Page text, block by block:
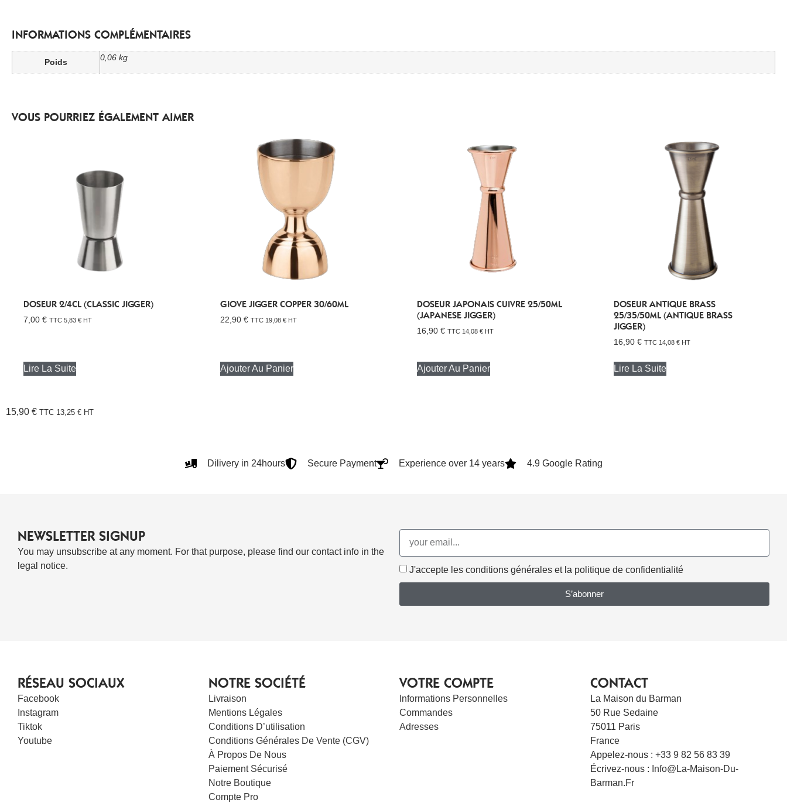
INFORMATIONS COMPLÉMENTAIRES
Poids 0,06 kg
VOUS POURRIEZ ÉGALEMENT AIMER
DOSEUR 2/4CL (CLASSIC JIGGER)
7,00 € TTC 5,83 € HT
Lire La Suite
GIOVE JIGGER COPPER 30/60ML
22,90 € TTC 19,08 € HT
Ajouter Au Panier
DOSEUR JAPONAIS CUIVRE 25/50ML
(JAPANESE JIGGER)
16,90 € TTC 14,08 € HT
Ajouter Au Panier
DOSEUR ANTIQUE BRASS
25/35/50ML (ANTIQUE BRASS
JIGGER)
16,90 € TTC 14,08 € HT
Lire La Suite
15,90 € TTC 13,25 € HT
Dilivery in 24hours Secure Payment Experience over 14 years 4.9 Google Rating
NEWSLETTER SIGNUP
You may unsubscribe at any moment. For that purpose, please find our contact info in the
legal notice.
J'accepte les conditions générales et la politique de confidentialité
S’abonner
RÉSEAU SOCIAUX
Facebook
Instagram
Tiktok
Youtube
NOTRE SOCIÉTÉ
Livraison
Mentions Légales
Conditions D’utilisation
Conditions Générales De Vente (CGV)
À Propos De Nous
Paiement Sécurisé
Notre Boutique
Compte Pro
VOTRE COMPTE
Informations Personnelles
Commandes
Adresses
CONTACT
La Maison du Barman
50 Rue Sedaine
75011 Paris
France
Appelez-nous : +33 9 82 56 83 39
Écrivez-nous : Info@la-Maison-Du-
Barman.fr